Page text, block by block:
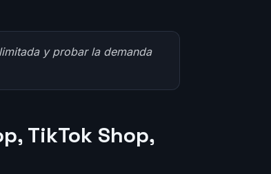
y probar la demanda
TikTok Shop,